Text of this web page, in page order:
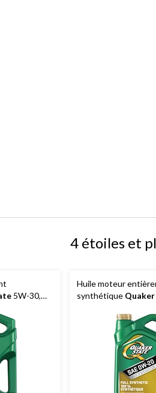
4 étoiles et
5W-30,
Huile moteur
synthétique